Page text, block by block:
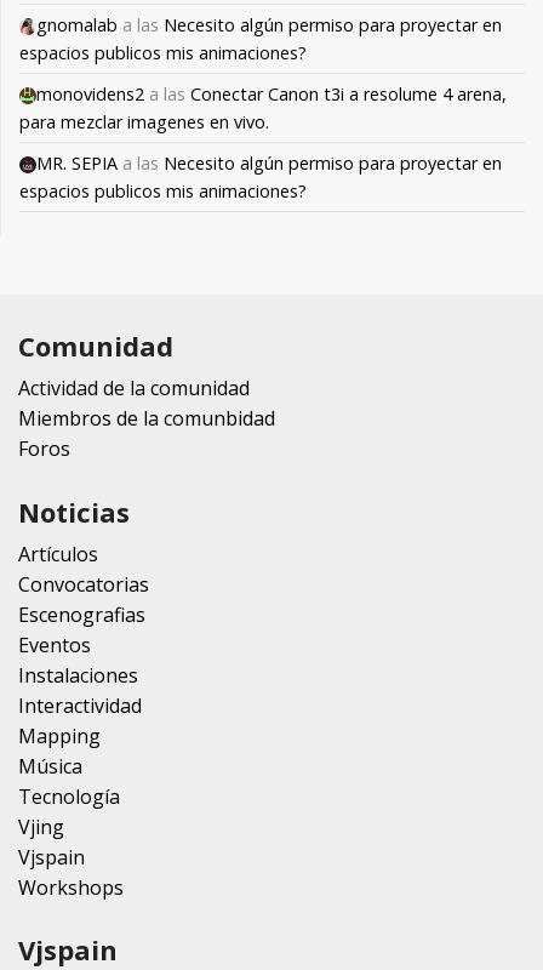
gnomalab a las Necesito algún permiso para proyectar en
espacios publicos mis animaciones?
monovidens2 a las Conectar Canon t3i a resolume 4 arena,
para mezclar imagenes en vivo.
MR. SEPIA a las Necesito algún permiso para proyectar en
espacios publicos mis animaciones?
Comunidad
Actividad de la comunidad
Miembros de la comunbidad
Foros
Noticias
Artículos
Convocatorias
Escenografias
Eventos
Instalaciones
Interactividad
Mapping
Música
Tecnología
Vjing
Vjspain
Workshops
Vjspain